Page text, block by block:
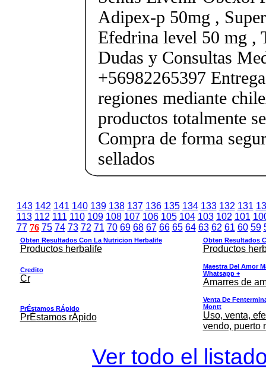
Adipex-p 50mg ,
Efedrina level 50 mg ,
Dudas y Consultas
+56982265397
regiones mediante
productos totalmente
Compra de forma
sellados
143 142 141 140 139 138 137 136 135 134 133 132 131
113 112 111 110 109 108 107 106 105 104 103 102 101
77 76 75 74 73 72 71 70 69 68 67 66 65 64 63 62 61 60 59
Obten Resultados Con La Nutricion Herbalife
Productos herbalife
Obten Resultados
Productos
Credito
Cr
Maestra Del Amor
Whatsapp +
Amarres de
PrÉstamos RÁpido
PrÉstamos rÁpido
Venta De
Montt
Uso, venta,
vendo, puerto
Ver todo el